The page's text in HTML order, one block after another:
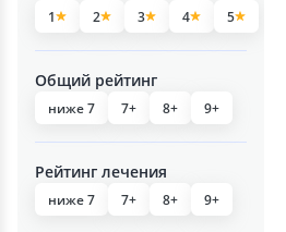
1 2 3 4 5
Общий рейтинг
ниже 7 7+ 8+ 9+
Рейтинг лечения
ниже 7 7+ 8+ 9+